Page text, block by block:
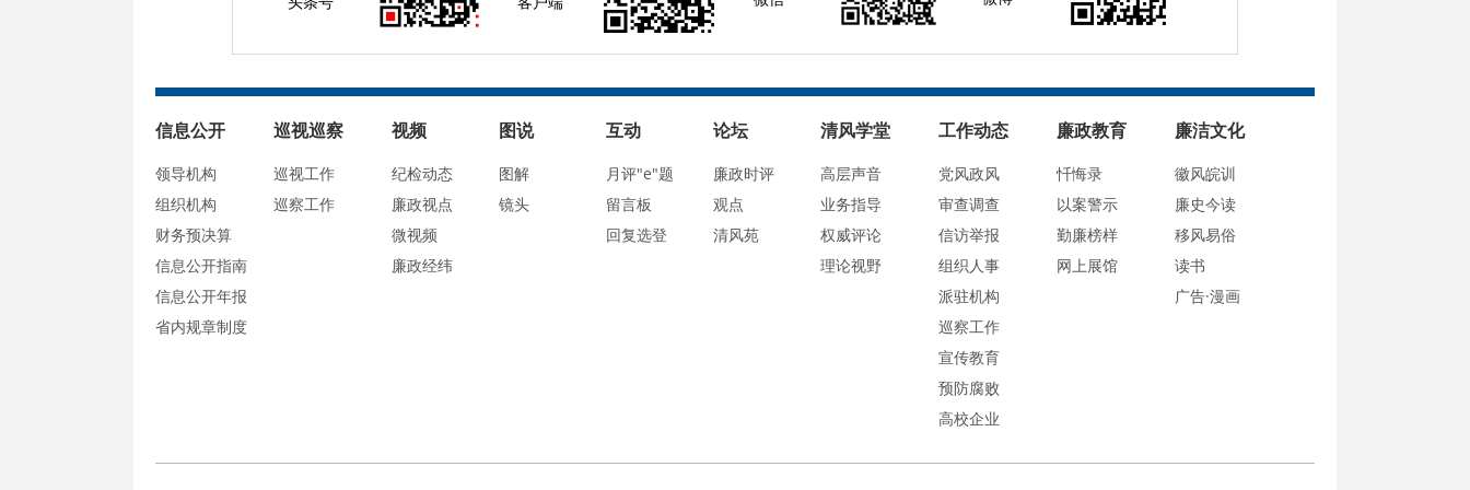
信息公开
领导机构
组织机构
财务预决算
信息公开指南
信息公开年报
省内规章制度
巡视巡察
巡视工作
巡察工作
视频
纪检动态
廉政视点
微视频
廉政经纬
图说
图解
镜头
互动
月评"e"题
留言板
回复选登
论坛
廉政时评
观点
清风苑
清风学堂
高层声音
业务指导
权威评论
理论视野
工作动态
党风政风
审查调查
信访举报
组织人事
派驻机构
巡察工作
宣传教育
预防腐败
高校企业
廉政教育
忏悔录
以案警示
勤廉榜样
网上展馆
廉洁文化
徽风皖训
廉史今读
移风易俗
读书
广告·漫画